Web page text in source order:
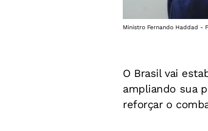
Ministro Fernando Haddad -
O Brasil vai
ampliando sua
reforçar o